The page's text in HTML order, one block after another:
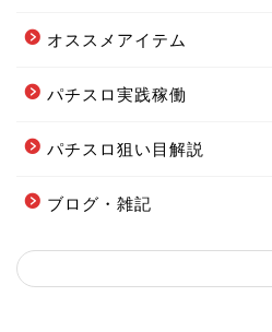
オススメアイテム
パチスロ実践稼働
パチスロ狙い目解説
ブログ・雑記
フーデリ
配達オスス